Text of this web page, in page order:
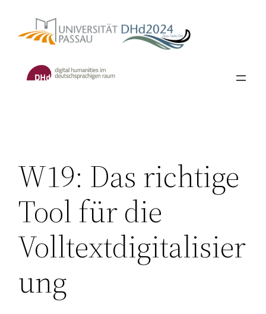
content
W19: Das richtige
Tool für die
Volltextdigitalisier
ung